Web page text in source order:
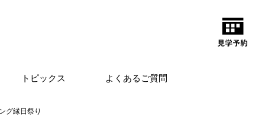
トピックス よくあるご質問
グ縁日祭り